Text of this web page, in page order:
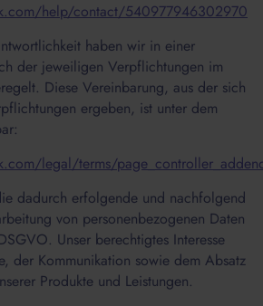
help/contact/540977946302970
haben wir in einer
der jeweiligen Verpflichtungen im
Diese Vereinbarung, aus der sich
ergeben, ist unter dem
legal/terms/
dadurch erfolgende und nachfolgend
von personenbezogenen Daten
Unser berechtigtes Interesse
der Kommunikation sowie dem Absatz
Produkte und Leistungen.